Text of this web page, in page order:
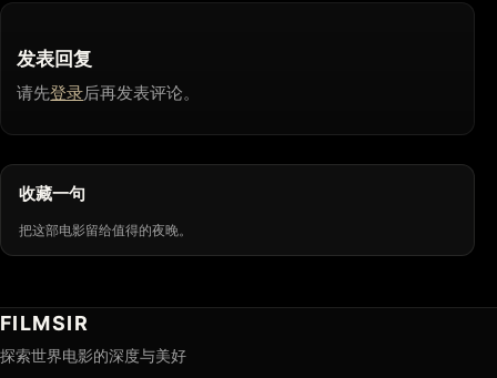
发表回复
请先登录后再发表评论。
收藏一句
把这部电影留给值得的夜晚。
FILMSIR
探索世界电影的深度与美好